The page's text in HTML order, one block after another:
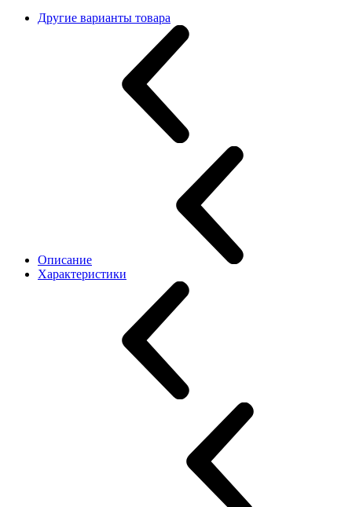
Другие варианты товара
Описание
Характеристики